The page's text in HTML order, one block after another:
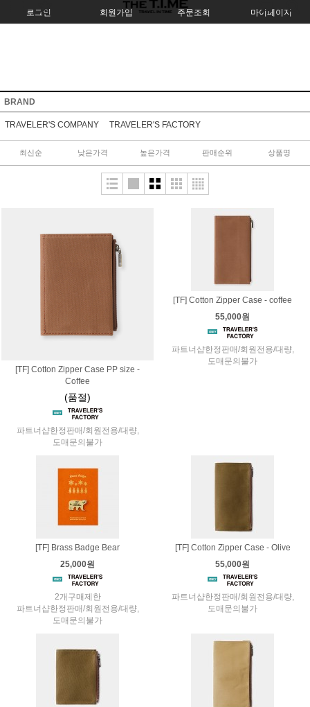
로그인 회원가입 주문조회 마이페이지
BRAND
TRAVELER'S COMPANY TRAVELER'S FACTORY
최신순 낮은가격 높은가격 판매순위 상품명
[TF] Cotton Zipper Case PP size -
Coffee
(품절)
파트너샵한정판매/회원전용/대량,
도매문의불가
[TF] Cotton Zipper Case - coffee
55,000원
파트너샵한정판매/회원전용/대량,
도매문의불가
[TF] Brass Badge Bear
25,000원
2개구매제한
파트너샵한정판매/회원전용/대량,
도매문의불가
[TF] Cotton Zipper Case - Olive
55,000원
파트너샵한정판매/회원전용/대량,
도매문의불가